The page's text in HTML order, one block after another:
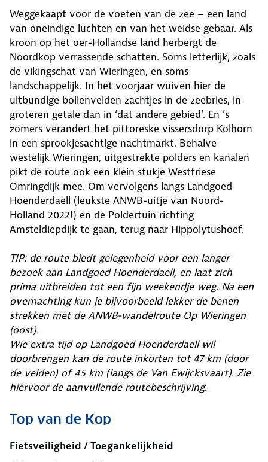
Weggekaapt voor de voeten van de zee – een land
van oneindige luchten en van het weidse gebaar. Als
kroon op het oer-Hollandse land herbergt de
Noordkop verrassende schatten. Soms letterlijk, zoals
de vikingschat van Wieringen, en soms
landschappelijk. In het voorjaar wuiven hier de
uitbundige bollenvelden zachtjes in de zeebries, in
groteren getale dan in ‘dat andere gebied’. En ’s
zomers verandert het pittoreske vissersdorp Kolhorn
in een sprookjesachtige nachtmarkt. Behalve
westelijk Wieringen, uitgestrekte polders en kanalen
pikt de route ook een klein stukje Westfriese
Omringdijk mee. Om vervolgens langs Landgoed
Hoenderdaell (leukste ANWB-uitje van Noord-
Holland 2022!) en de Poldertuin richting
Amsteldiepdijk te gaan, terug naar Hippolytushoef.
TIP: de route biedt gelegenheid voor een langer
bezoek aan Landgoed Hoenderdaell, en laat zich
prima uitbreiden tot een fijn weekendje weg. Na een
overnachting kun je bijvoorbeeld lekker de benen
strekken met de ANWB-wandelroute Op Wieringen
(oost).
Wie extra tijd op Landgoed Hoenderdaell wil
doorbrengen kan de route inkorten tot 47 km (door
de velden) of 45 km (langs de Van Ewijcksvaart). Zie
hiervoor de aanvullende routebeschrijving.
Top van de Kop
Fietsveiligheid / Toegankelijkheid